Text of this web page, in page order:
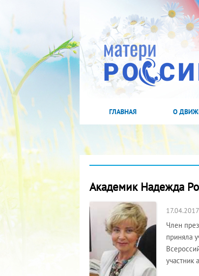
ГЛАВНАЯ О
Академик Надежда
17.04.2017
Член
приняла
участник